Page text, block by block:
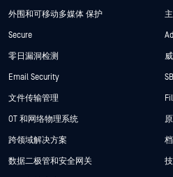
外围和可移动多媒体 保护
Secure
零日漏洞检测
Email Security
文件传输管理
OT 和网络物理系统
跨领域解决方案
数据二极管和安全网关